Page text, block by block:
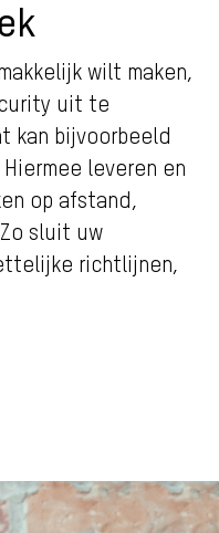
wilt maken,
uit te
kan bijvoorbeeld
leveren en
op afstand,
sluit uw
richtlijnen,